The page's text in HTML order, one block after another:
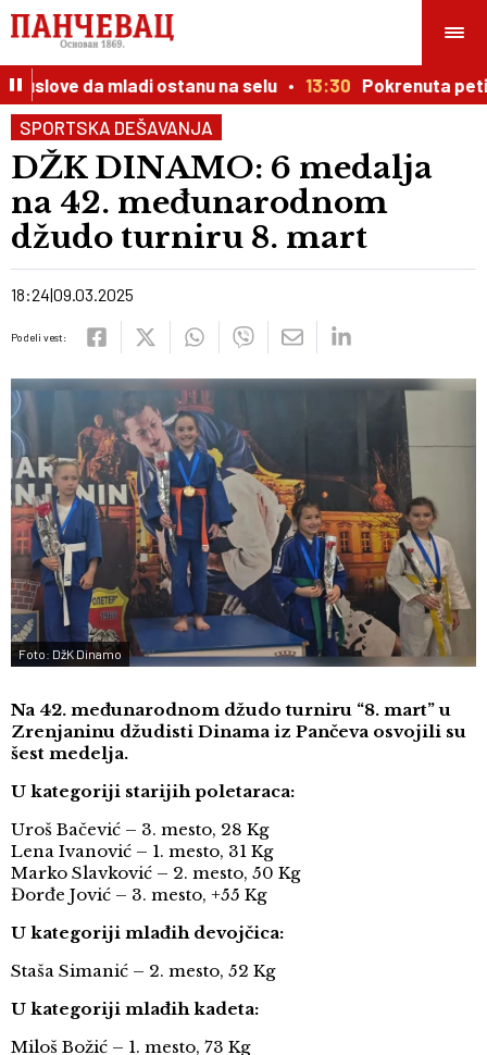
da mladi ostanu na selu 13:30 Pokrenuta
SPORTSKA DEŠAVANJA
DŽK DINAMO: 6 medalja
na 42. međunarodnom
džudo turniru 8. mart
18:24 09.03.2025
Podeli vest:
Foto: DžK Dinamo
Na 42. međunarodnom džudo turniru “8. mart” u
Zrenjaninu džudisti Dinama iz Pančeva osvojili su
šest medelja.
U kategoriji starijih poletaraca:
Uroš Bačević – 3. mesto, 28 Kg
Lena Ivanović – 1. mesto, 31 Kg
Marko Slavković – 2. mesto, 50 Kg
Đorđe Jović – 3. mesto, +55 Kg
U kategoriji mlađih devojčica:
Staša Simanić – 2. mesto, 52 Kg
U kategoriji mlađih kadeta:
Miloš Božić – 1. mesto, 73 Kg